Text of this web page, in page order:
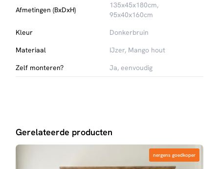
Afmetingen (BxDxH)
135x45x180cm,
95x40x160cm
Kleur
Donkerbruin
Materiaal
IJzer, Mango hout
Zelf monteren?
Ja, eenvoudig
Gerelateerde producten
nergens goedkoper
nergens goedkoper